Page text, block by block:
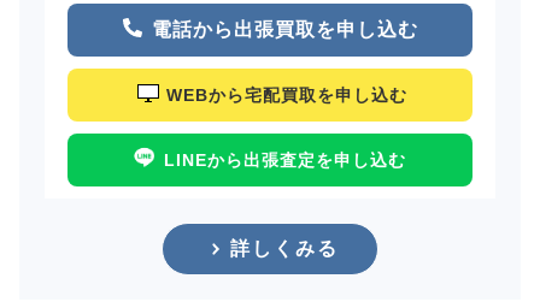
電話から出張買取を申し込む
WEBから宅配買取を申し込む
LINEから出張査定を申し込む
詳しくみる